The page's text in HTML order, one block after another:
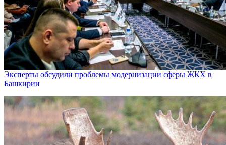
Эксперты обсудили проблемы модернизации сферы ЖКХ в
Башкирии